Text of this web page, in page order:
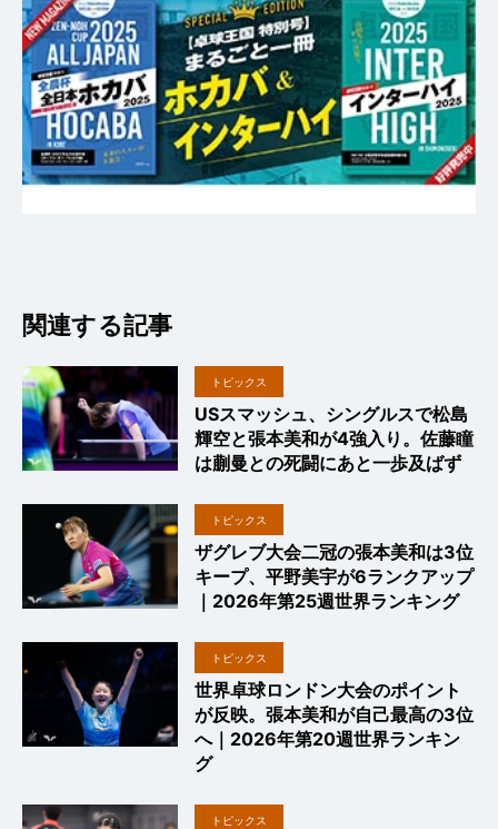
関連する記事
トピックス
USスマッシュ、シングルスで松島
輝空と張本美和が4強入り。佐藤瞳
は蒯曼との死闘にあと一歩及ばず
トピックス
ザグレブ大会二冠の張本美和は3位
キープ、平野美宇が6ランクアップ
｜2026年第25週世界ランキング
トピックス
世界卓球ロンドン大会のポイント
が反映。張本美和が自己最高の3位
へ｜2026年第20週世界ランキン
グ
トピックス